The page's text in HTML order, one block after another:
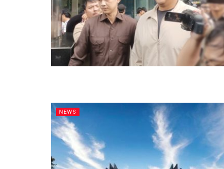
NEWS